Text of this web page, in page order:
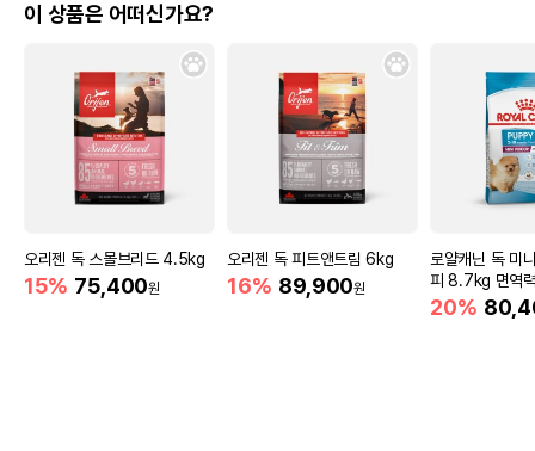
상품 필수 정보
품명 및 모델명
[무료배송] 하웃 펫 울타리 3color
1SET/1.5SET
법에 의한 인증,허가 등을
받았음을 확인할수 있는
경우 그에 대한 사항
상품상세설명 참조
제조자,수입품의 경우
수입자를 함께 표기
OEM
이 상품은 어떠신가요?
오리젠 독 스몰브리드 4.5kg
15% 75,400원
오리젠 독 피트앤트림 6kg
16% 89,900원
로얄캐닌 독 미
피 8.7kg 면역
20%